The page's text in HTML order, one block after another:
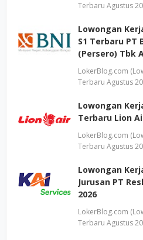
Terbaru Agustus
Lowongan
S1 Terbaru PT
(Persero) Tbk
LokerBlog.com
Terbaru Agustus
Lowongan
Terbaru Lion
LokerBlog.com
Terbaru Agustus
Lowongan
Jurusan PT
2026
LokerBlog.com
Terbaru Agustus